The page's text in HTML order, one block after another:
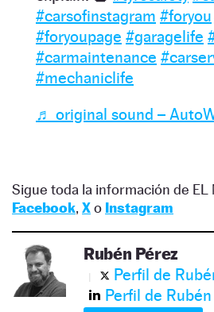
#carsofinstagram #foryou
#foryoupage #garagelife
#carmaintenance
#mechaniclife
♬ original sound –
Sigue toda la información de EL
Facebook, Xo Instagram
Rubén Pérez
Perfil de
Perfil de